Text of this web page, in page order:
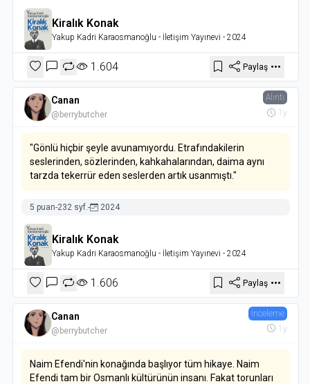
Kiralık Konak
Yakup Kadri Karaosmanoğlu - İletişim Yayınevi - 2024
1.604 Paylaş
Canan
@berrybutcher
Alıntı
1y
"Gönlü hiçbir şeyle avunamıyordu. Etrafındakilerin
seslerinden, sözlerinden, kahkahalarından, daima aynı
tarzda tekerrür eden seslerden artık usanmıştı."
5 puan-232 syf.- 2024
Kiralık Konak
Yakup Kadri Karaosmanoğlu - İletişim Yayınevi - 2024
1.606 Paylaş
Canan
@berrybutcher
İnceleme
1y
Naim Efendi'nin konağında başlıyor tüm hikaye. Naim
Efendi tam bir Osmanlı kültürünün insanı. Fakat torunları